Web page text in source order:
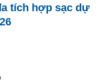
tích hợp sạc dự